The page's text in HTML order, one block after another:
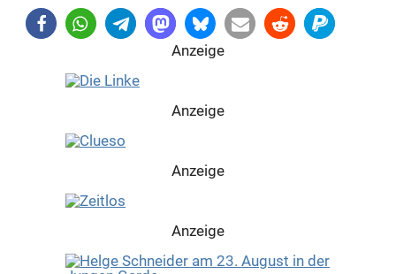
Anzeige
Anzeige
Anzeige
Anzeige